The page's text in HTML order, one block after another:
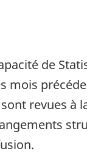
de
mois
revues à